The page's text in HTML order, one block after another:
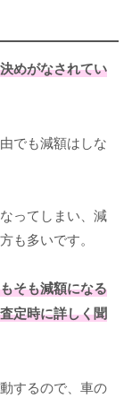
めがなされてい
でも減額はしな
ってしまい、減
も多いです。
そも減額になる
定時に詳しく聞
するので、車の